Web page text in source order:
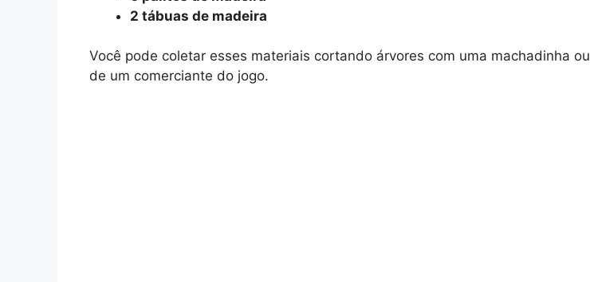
2 tábuas de madeira
Você pode coletar esses materiais cortando árvores com uma machadinha
de um comerciante do jogo.